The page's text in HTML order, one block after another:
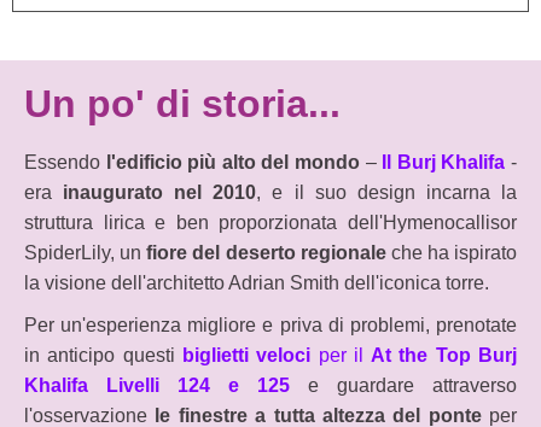
Un po' di storia...
Essendo l'edificio più alto del mondo – Il Burj Khalifa -
era inaugurato nel 2010, e il suo design incarna la
struttura lirica e ben proporzionata dell'Hymenocallisor
SpiderLily, unfiore del deserto regionaleche ha ispirato
la visione dell'architetto Adrian Smith dell'iconica torre.
Per un'esperienza migliore e priva di problemi, prenotate
in anticipo questi biglietti veloci per il
At the Top Burj
Khalifa Livelli 124 e 125 e guardare attraverso
l'osservazione le finestre a tutta altezza del ponteper